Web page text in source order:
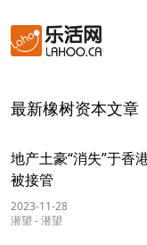
最新橡树资本文章
地产土豪“消失”于香
被接管
2023-11-28
潜望 -潜望